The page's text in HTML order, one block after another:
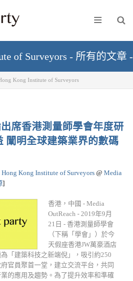
of Surveyors - 所有的文章
Kong Institute of Surveyors
席香港測量師學會年度研
闡明全球建築業界的數碼
Hong Kong Institute of Surveyors @ Media
]
香港，中國 - Media
OutReach - 2019年9月
21日 - 香港測量師學會
（下稱「學會」）於今
天假座香港JW萬豪酒店
「建築科技之新端倪」，吸引約250
官員聚首一堂，建立交流平台，共同
的應用及趨勢。為了提升效率和準確